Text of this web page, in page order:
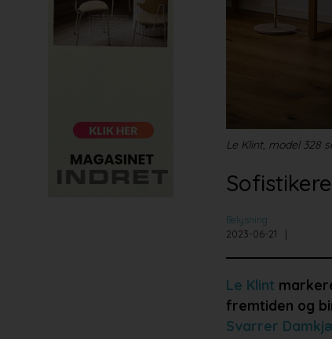
Le Klint, model 328
Belysning
2023-06-21
Le Klint
fremtiden og
Svarrer